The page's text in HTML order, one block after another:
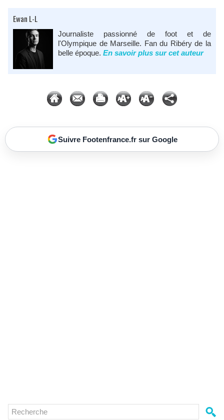
Ewan L-L
Journaliste passionné de foot et de
l'Olympique de Marseille. Fan du Ribéry de la
belle époque. En savoir plus sur cet auteur
Suivre Footenfrance.fr sur Google